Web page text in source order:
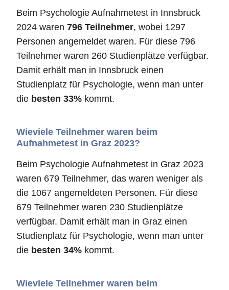
Beim Psychologie Aufnahmetest in Innsbruck
2024 waren 796 Teilnehmer, wobei 1297
Personen angemeldet waren. Für diese 796
Teilnehmer waren 260 Studienplätze verfügbar.
Damit erhält man in Innsbruck einen
Studienplatz für Psychologie, wenn man unter
die besten 33% kommt.
Wieviele Teilnehmer waren beim
Aufnahmetest in Graz 2023?
Beim Psychologie Aufnahmetest in Graz 2023
waren 679 Teilnehmer, das waren weniger als
die 1067 angemeldeten Personen. Für diese
679 Teilnehmer waren 230 Studienplätze
verfügbar. Damit erhält man in Graz einen
Studienplatz für Psychologie, wenn man unter
die besten 34% kommt.
Wieviele Teilnehmer waren beim